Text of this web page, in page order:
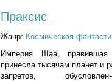
Праксис
Жанр: Космическая
Империя Шаа, правившая
принесла тысячам планет и
запретов,